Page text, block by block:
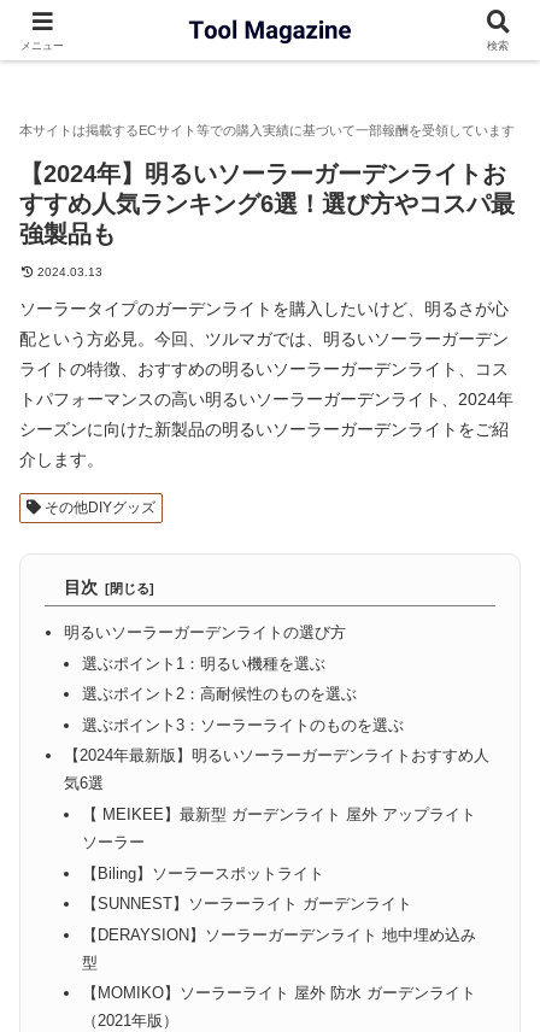
ガーデンファニチャー 【2024年】明るいソーラーガ
【2024年】明るいソーラーガーデンライトお
すすめ人気ランキング6選！選び方やコスパ最
強製品も
2024.03.13
ソーラータイプのガーデンライトを購入したいけど、明るさが心
配という方必見。今回、ツルマガでは、明るいソーラーガーデン
ライトの特徴、おすすめの明るいソーラーガーデンライト、コス
トパフォーマンスの高い明るいソーラーガーデンライト、2024年
シーズンに向けた新製品の明るいソーラーガーデンライトをご紹
介します。
その他DIYグッズ
目次
明るいソーラーガーデンライトの選び方
選ぶポイント1：明るい機種を選ぶ
選ぶポイント2：高耐候性のものを選ぶ
選ぶポイント3：ソーラーライトのものを選ぶ
【2024年最新版】明るいソーラーガーデンライトおすすめ人
気6選
【‎ MEIKEE】最新型 ガーデンライト 屋外 アップライト
ソーラー
【Biling】ソーラースポットライト
【SUNNEST】ソーラーライト ガーデンライト
【‎DERAYSION】ソーラーガーデンライト 地中埋め込み
型
【MOMIKO】ソーラーライト 屋外 防水 ガーデンライト
（2021年版）
メニュー 検索